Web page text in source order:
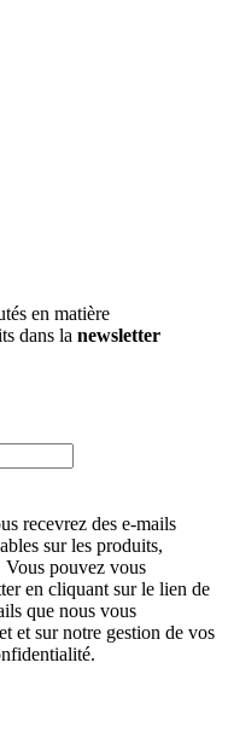
en matière
dans la newsletter
recevrez des e-mails
sur les produits,
Vous pouvez vous
en cliquant sur le lien de
que nous vous
et sur notre gestion de vos